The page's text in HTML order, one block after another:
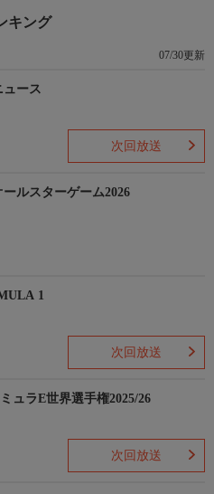
キング
07/30更新
ュース
次回放送
ルスターゲーム2026
1
次回放送
ュラE世界選手権2025/26
次回放送